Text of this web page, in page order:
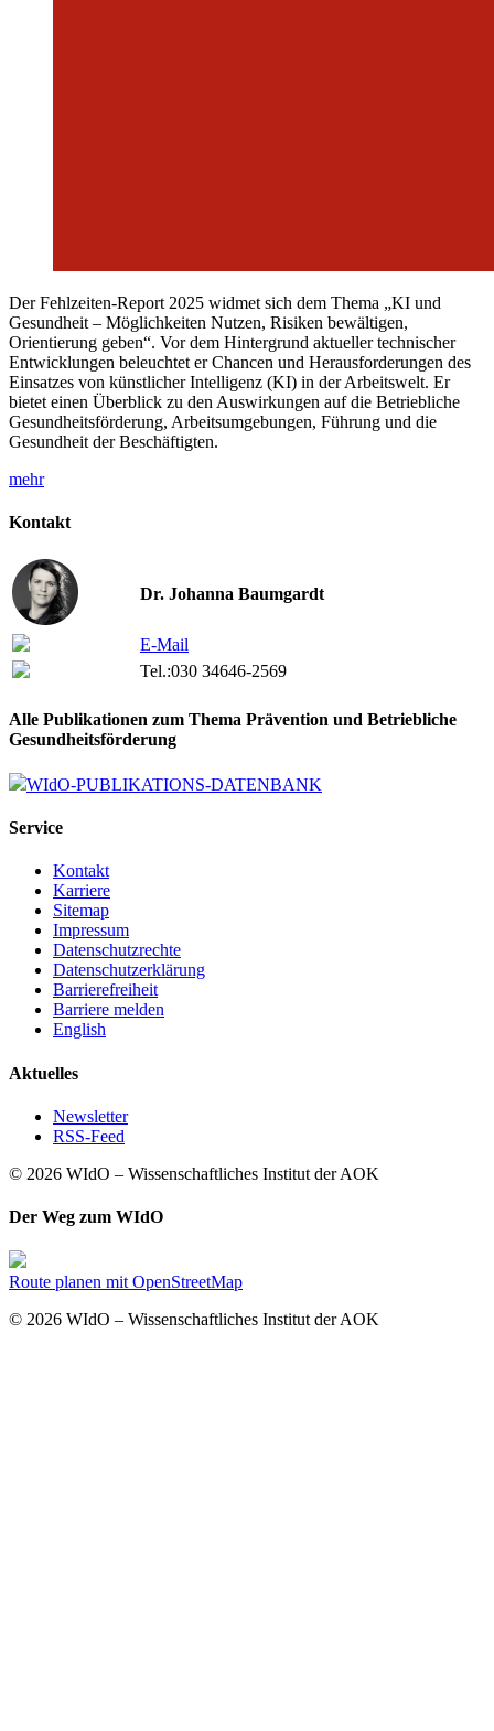
Der Fehlzeiten-Report 2025 widmet sich dem Thema „KI und
Gesundheit – Möglichkeiten Nutzen, Risiken bewältigen,
Orientierung geben“. Vor dem Hintergrund aktueller technischer
Entwicklungen beleuchtet er Chancen und Herausforderungen des
Einsatzes von künstlicher Intelligenz (KI) in der Arbeitswelt. Er
bietet einen Überblick zu den Auswirkungen auf die Betriebliche
Gesundheitsförderung, Arbeitsumgebungen, Führung und die
Gesundheit der Beschäftigten.
mehr
Kontakt
Dr. Johanna Baumgardt
E-Mail
Tel.:030 34646-2569
Alle Publikationen zum Thema Prävention und Betriebliche
Gesundheitsförderung
WIdO-PUBLIKATIONS-DATENBANK
Service
Kontakt
Karriere
Sitemap
Impressum
Datenschutzrechte
Datenschutzerklärung
Barrierefreiheit
Barriere melden
English
Aktuelles
Newsletter
RSS-Feed
© 2026 WIdO – Wissenschaftliches Institut der AOK
Der Weg zum WIdO
Route planen mit OpenStreetMap
© 2026 WIdO – Wissenschaftliches Institut der AOK